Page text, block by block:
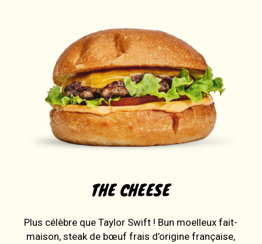
THE CHEESE
Plus célèbre que Taylor Swift ! Bun moelleux fait-
maison, steak de bœuf frais d’origine française,